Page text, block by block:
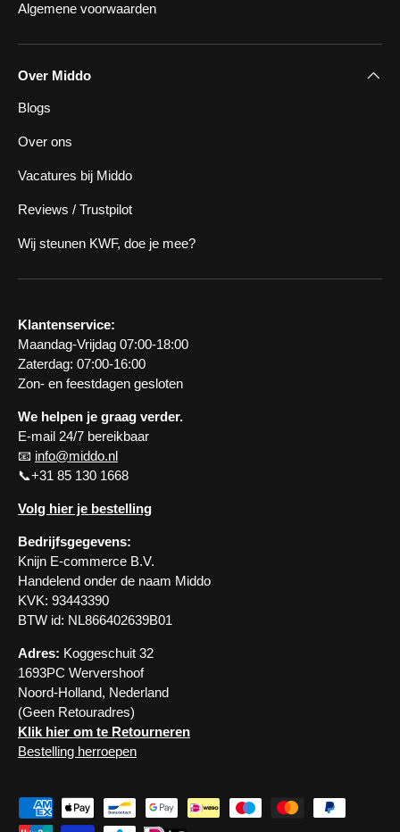
Algemene voorwaarden
Over Middo
Blogs
Over ons
Vacatures bij Middo
Reviews / Trustpilot
Wij steunen KWF, doe je mee?
Klantenservice:
Maandag-Vrijdag 07:00-18:00
Zaterdag: 07:00-16:00
Zon- en feestdagen gesloten
We helpen je graag verder.
E-mail 24/7 bereikbaar
📧 info@middo.nl
📞+31 85 130 1668
Volg hier je bestelling
Bedrijfsgegevens:
Knijn E-commerce B.V.
Handelend onder de naam Middo
KVK: 93443390
BTW id: NL866402639B01
Adres: Koggeschuit 32
1693PC Wervershoof
Noord-Holland, Nederland
(Geen Retouradres)
Klik hier om te Retourneren
Bestelling herroepen
Geaccepteerde betaalmethoden